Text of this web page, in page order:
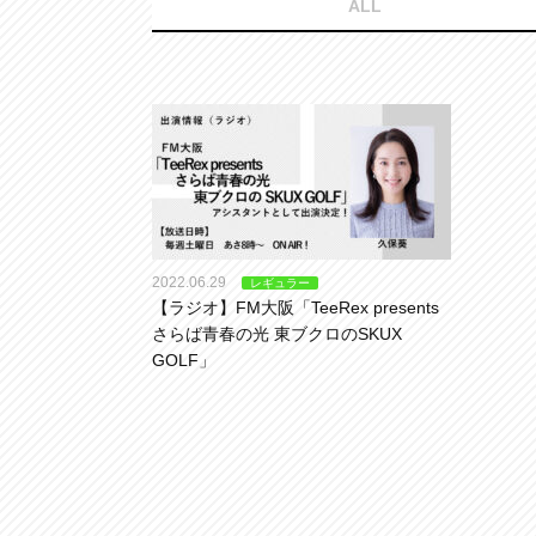
ALL
2022.06.29 レギュラー
【ラジオ】FM大阪「TeeRex presents
さらば青春の光 東ブクロのSKUX
GOLF」